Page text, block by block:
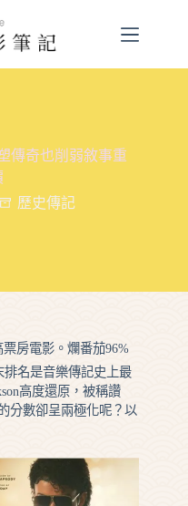
傳奇也削弱敘事重
歷史傳記
房電影。爛番茄96%
排名是音樂傳記史上最
高度還原，被稱讚
分數卻呈兩極化呢？以